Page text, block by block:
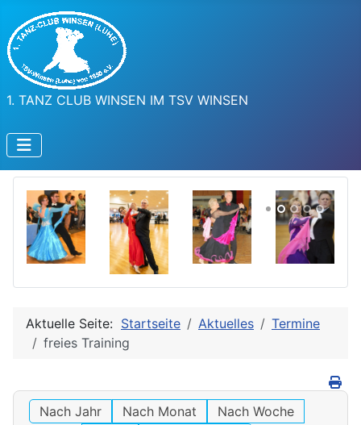
1. TANZ CLUB WINSEN IM TSV WINSEN
Aktuelle Seite: Startseite Aktuelles
Termine
freies Training
Nach Jahr Nach Monat
Nach Woche